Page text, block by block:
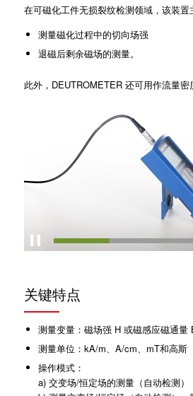
在可磁化工件无损裂纹检测领域，该装置
测量磁化过程中的切向场强
退磁后剩余磁场的测量。
此外，DEUTROMETER 还可用作流量密
关键特点
测量变量：磁场强 H 或磁感应磁通量
测量单位：kA/m、A/cm、mT和高斯
操作模式：
a) 交变场/恒定场的测量（自动检测）